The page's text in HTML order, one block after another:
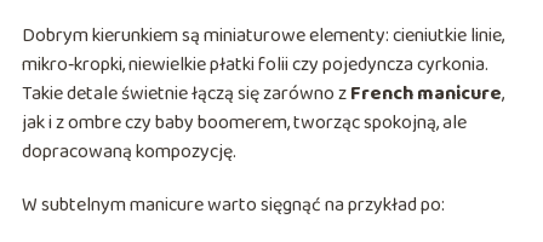
Dobrym kierunkiem są miniaturowe elementy: cieniutkie linie,
mikro‑kropki, niewielkie płatki folii czy pojedyncza cyrkonia.
Takie detale świetnie łączą się zarówno zFrench manicure,
jak i z ombre czy baby boomerem, tworząc spokojną, ale
dopracowaną kompozycję.
W subtelnym manicure warto sięgnąć na przykład po: